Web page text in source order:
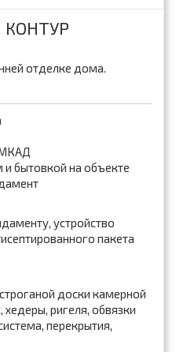
отделке дома.
и бытовкой на объекте
устройство
пакета
доски камерной
хедеры, ригеля, обвязки
перекрытия,